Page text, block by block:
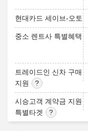
현대카드 세이브-오토
중소 렌트사 특별혜택
트레이드인 신차 구매
지원
시승고객 계약금 지원
특별타겟